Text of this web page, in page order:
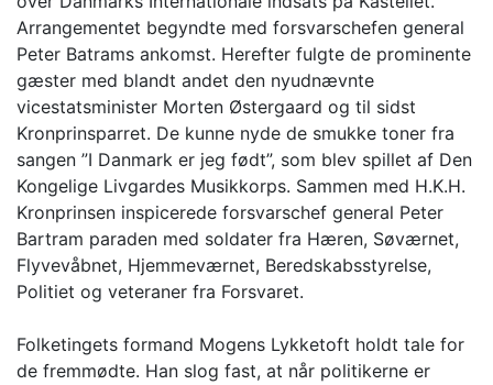
Arrangementet begyndte med forsvarschefen general
Peter Batrams ankomst. Herefter fulgte de prominente
gæster med blandt andet den nyudnævnte
vicestatsminister Morten Østergaard og til sidst
Kronprinsparret. De kunne nyde de smukke toner fra
sangen ”I Danmark er jeg født”, som blev spillet af Den
Kongelige Livgardes Musikkorps. Sammen med H.K.H.
Kronprinsen inspicerede forsvarschef general Peter
Bartram paraden med soldater fra Hæren, Søværnet,
Flyvevåbnet, Hjemmeværnet, Beredskabsstyrelse,
Politiet og veteraner fra Forsvaret.
Folketingets formand Mogens Lykketoft holdt tale for
de fremmødte. Han slog fast, at når politikerne er